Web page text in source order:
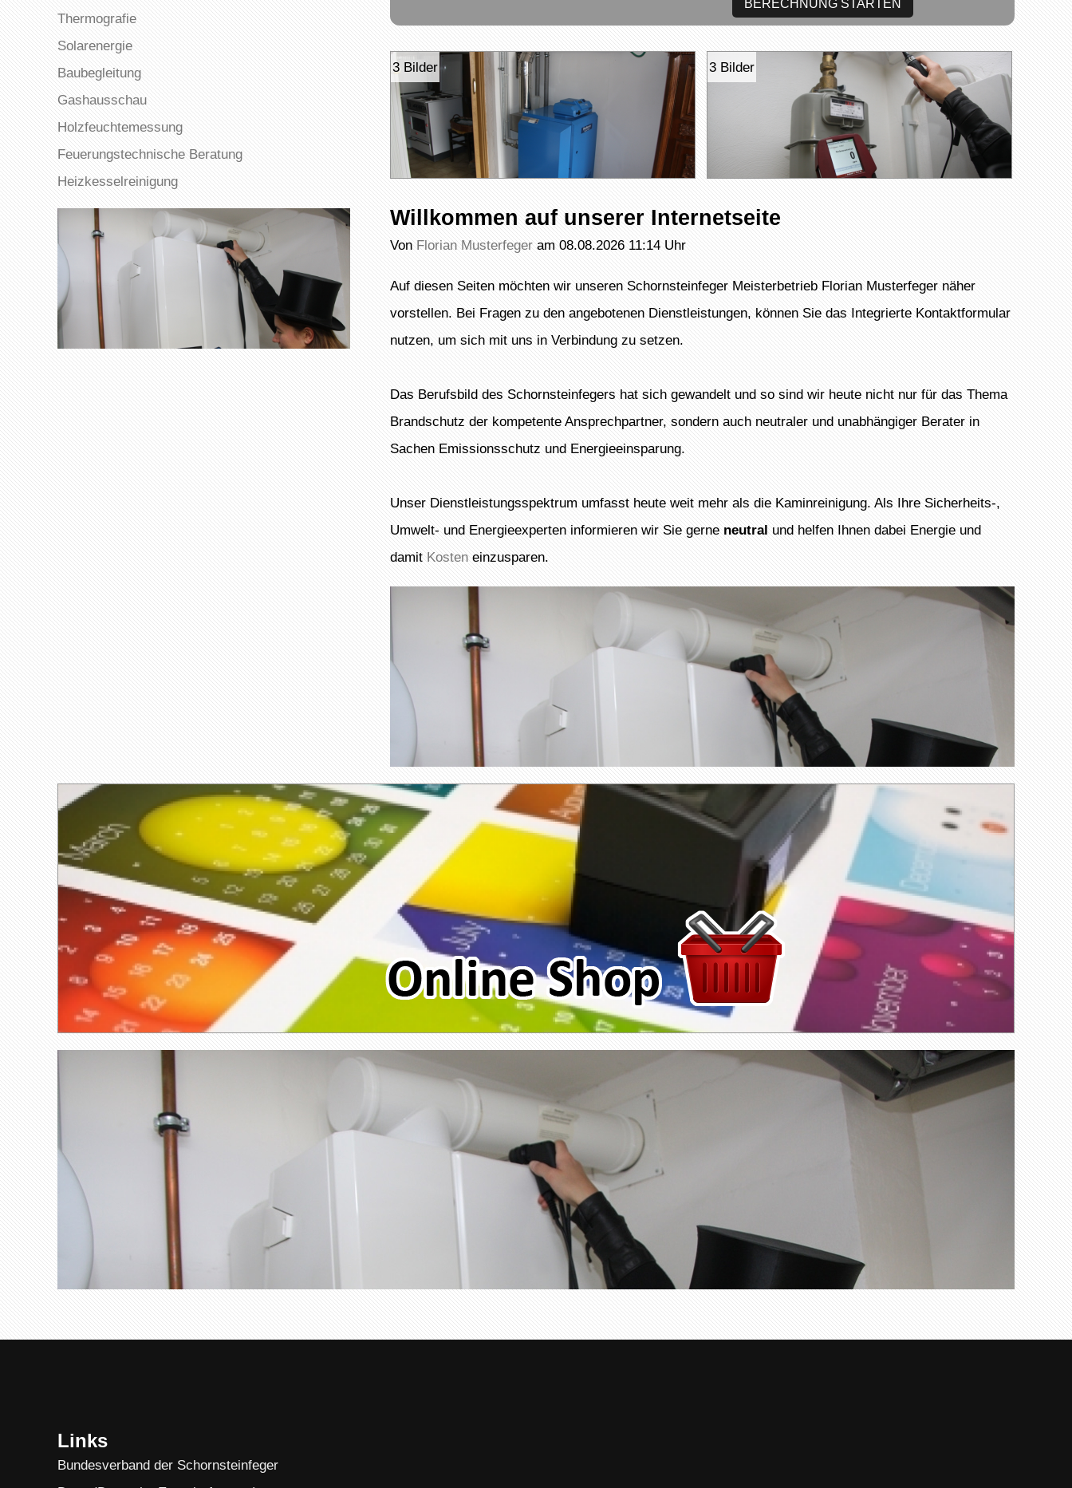
Thermografie
Solarenergie
Baubegleitung
Gashausschau
Holzfeuchtemessung
Feuerungstechnische Beratung
Heizkesselreinigung
3 Bilder 3 Bilder
Willkommen auf unserer Internetseite
Von Florian Musterfegeram 08.08.2026 11:14 Uhr
Auf diesen Seiten möchten wir unseren Schornsteinfeger Meisterbetrieb Florian Musterfeger näher
vorstellen. Bei Fragen zu den angebotenen Dienstleistungen, können Sie das Integrierte Kontaktformular
nutzen, um sich mit uns in Verbindung zu setzen.
Das Berufsbild des Schornsteinfegers hat sich gewandelt und so sind wir heute nicht nur für das Thema
Brandschutz der kompetente Ansprechpartner, sondern auch neutraler und unabhängiger Berater in
Sachen Emissionsschutz und Energieeinsparung.
Unser Dienstleistungsspektrum umfasst heute weit mehr als die Kaminreinigung. Als Ihre Sicherheits-,
Umwelt- und Energieexperten informieren wir Sie gerne neutral und helfen Ihnen dabei Energie und
damit Kosteneinzusparen.
Links
Bundesverband der Schornsteinfeger